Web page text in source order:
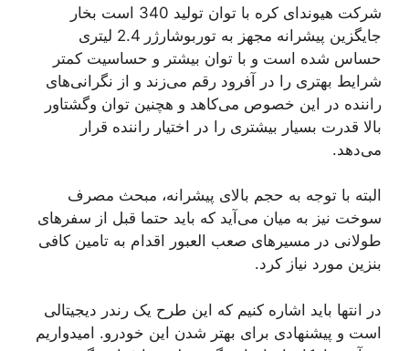
شرکت هیوندای کره با توان تولید 340 است بخار
جایگزین پیشرانه مجهز به توربوشارژر 2.4 لیتری
حساس شده است و با توان بیشتر و حساسیت کمتر
شرایط بهتری را در آفرود رقم می‌زند و از نگرانی‌های
راننده در این خصوص می‌کاهد و هچنین توان وگشتاور
بالا قدرت بسیار بیشتری را در اختیار راننده قرار
می‌دهد.
البته با توجه به حجم بالای پیشرانه، مبحث مصرف
سوخت نیز به میان می‌آید که باید حتما قبل از سفرهای
طولانی در مسیرهای صعب العبور اقدام به تامین کافی
بنزین مورد نیاز کرد.
در انتها باید اشاره کنیم که این طرح یک رندر دیجیتالی
است و پیشنهادی برای بهتر شدن این خودرو. امیدواریم